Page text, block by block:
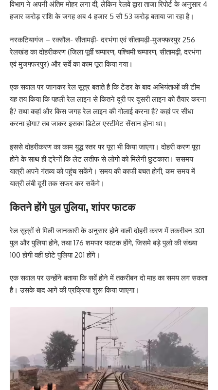
विभाग ने अपनी अंतिम मोहर लगा दी, लेकिन रेलवे द्वारा ताजा रिपोर्ट के अनुसार 4
हजार करोड़ राशि के जगह अब 4 हजार 5 सौ 53 करोड़ बताया जा रहा है।
नरकटियागंज – रक्सौल- सीतामढ़ी- दरभंगा एवं सीतामढ़ी-मुजफ्फरपुर 256
रेलखंड का दोहरीकरण (जिला पूर्वी चम्पारण, पश्चिमी चम्पारण, सीतामढ़ी, दरभंगा
एवं मुजफ्फरपुर) और सर्वे का काम पूरा किया गया।
एक सवाल पर जानकर रेल सूत्र बताते है कि टेंडर के बाद अभियंताओं की टीम
यह तय किया कि पहली रेल लाइन से कितने दूरी पर दूसरी लाइन को तैयार करना
है? तथा कहां और किस जगह रेल लाइन की गोलाई करना है? कहां पर सीधा
करना होगा? तब जाकर इसका डिटेल एस्टीमेट सेंसान होना था।
इससे दोहरीकरण का काम युद्ध स्तर पर पूरा भी किया जाएगा। दोहरी करण पूरा
होने के साथ ही ट्रेनों कि लेट लतीफ से लोगो को मिलेगी छुटकारा। ससमय
यात्री अपने गंतव्य को पहुंच सकेंगे। समय की काफी बचत होगी, कम समय में
यात्री लंबी दूरी तक सफर कर सकेंगे।
कितने होंगे पुल पुलिया, शांपर फाटक
रेल सूत्रों से मिली जानकारी के अनुसार होने वाली दोहरी करण में तकरीबन 301
पुल और पुलिया होने, तथा 176 शमपार फाटक होंगे, जिसमे बड़े पुलो की संख्या
100 होगी वहीं छोटे पुलिया 201 होंगे।
एक सवाल पर उन्होंने बताया कि सर्वे होने में तकरीबन दो माह का समय लग सकता
है। उसके बाद आगे की प्रक्रिया शुरू किया जाएगा।